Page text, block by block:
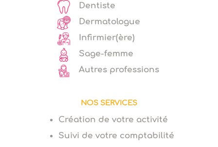
Dentiste
Dermatologue
Infirmier(ère)
Sage-femme
Autres professions
NOS SERVICES
Création de votre activité
Suivi de votre comptabilité